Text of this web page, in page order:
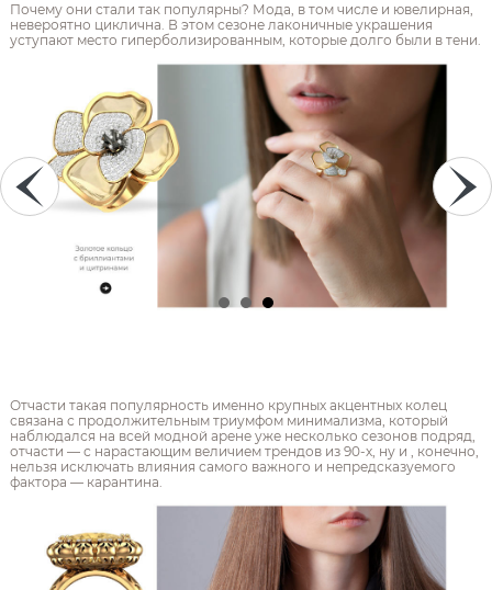
Почему они стали так популярны? Мода, в том числе и ювелирная,
невероятно циклична. В этом сезоне лаконичные украшения
уступают место гиперболизированным, которые долго были в тени.
Отчасти такая популярность именно крупных акцентных колец
связана с продолжительным триумфом минимализма, который
наблюдался на всей модной арене уже несколько сезонов подряд,
отчасти — с нарастающим величием трендов из 90-х, ну и , конечно,
нельзя исключать влияния самого важного и непредсказуемого
фактора — карантина.